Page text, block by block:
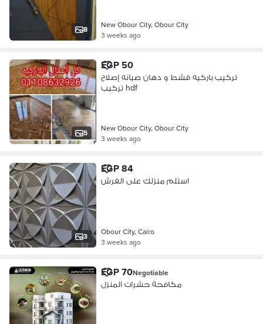
8
New Obour City, Obour City
3 weeks ago
5
EGP 50
تركيب باركيه قشط و دهان صيانه إصلاح
تركيب hdf
New Obour City, Obour City
3 weeks ago
3
EGP 84
استلم منزلك على الفرش
Obour City, Cairo
3 weeks ago
EGP 70Negotiable
مكافحة حشرات المنزل